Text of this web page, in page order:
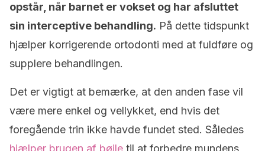
opstår, når barnet er vokset og har afsluttet
sin interceptive behandling. På dette tidspunkt
hjælper korrigerende ortodonti med at fuldføre og
supplere behandlingen.
Det er vigtigt at bemærke, at den anden fase vil
være mere enkel og vellykket, end hvis det
foregående trin ikke havde fundet sted. Således
hjælper brugen af bøjle til at forbedre mundens